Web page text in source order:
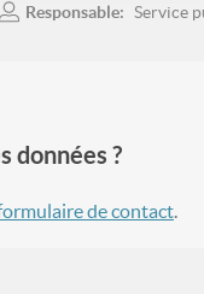
Responsable: Service
données ?
de contact.